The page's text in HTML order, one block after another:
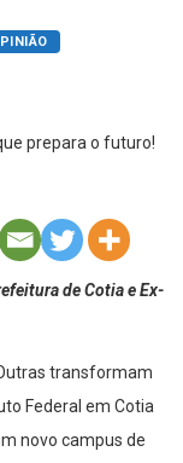
de Cotia e Ex-
transformam
Federal em Cotia
novo campus de